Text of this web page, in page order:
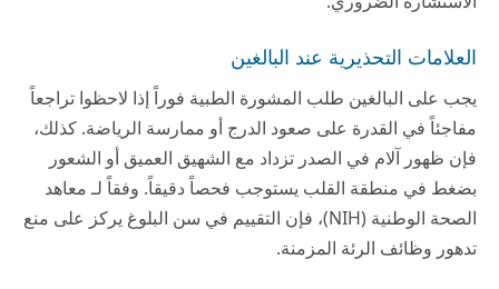
العلامات التحذيرية عند البالغين
يجب على البالغين طلب المشورة الطبية فوراً إذا لاحظوا تراجعاً
مفاجئاً في القدرة على صعود الدرج أو ممارسة الرياضة. كذلك،
فإن ظهور آلام في الصدر تزداد مع الشهيق العميق أو الشعور
بضغط في منطقة القلب يستوجب فحصاً دقيقاً. وفقاً لـ معاهد
الصحة الوطنية (NIH)، فإن التقييم في سن البلوغ يركز على منع
تدهور وظائف الرئة المزمنة.